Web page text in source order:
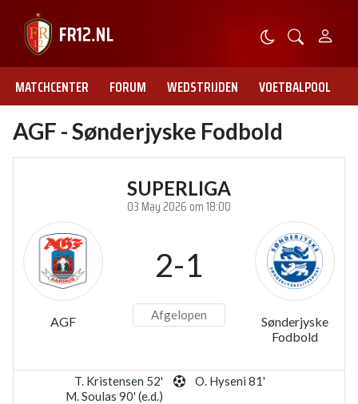
MATCHCENTER FORUM WEDSTRIJDEN VOETBALPOOL
AGF - Sønderjyske Fodbold
SUPERLIGA
03 May 2026 om 18:00
AGF
2-1
Afgelopen
Sønderjyske
Fodbold
T. Kristensen 52'
M. Soulas 90' (e.d.)
O. Hyseni 81'